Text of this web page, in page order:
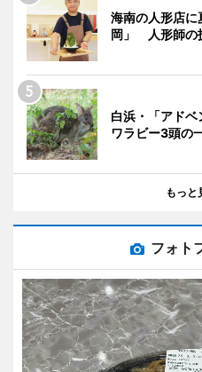
海南の人形店に
岡」 人形師の
白浜・「アド
ワラビー3頭の
もっと
フォト